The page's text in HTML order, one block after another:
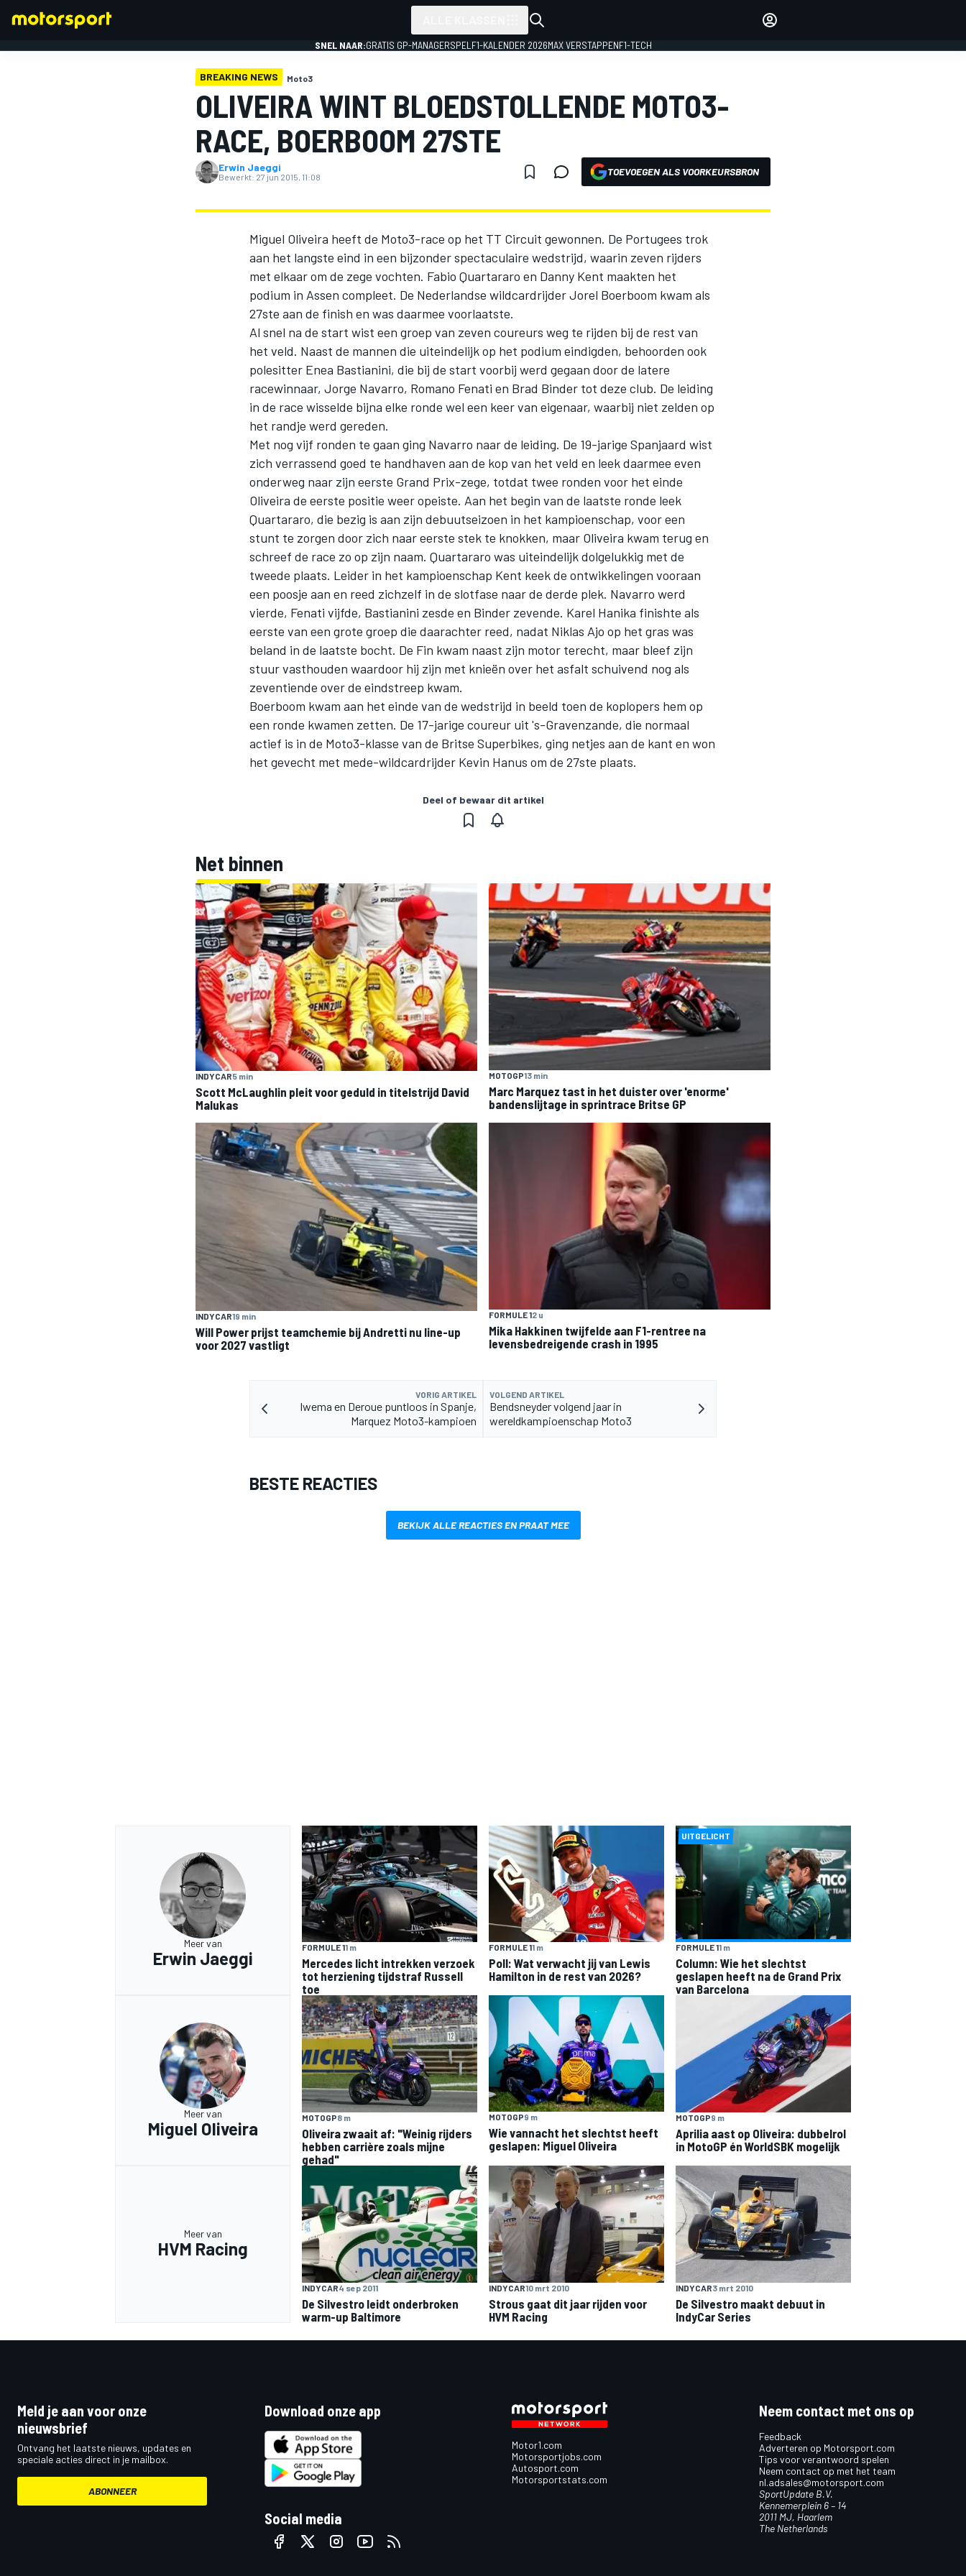
DTM
MEER RACEKLASSEN
SNEL NAAR:GRATIS GP-MANAGERSPEL F1-KALENDER 2026MAX VERSTAPPENF1-TECH
BREAKING NEWS Moto3
OLIVEIRA WINT BLOEDSTOLLENDE MOTO3-
RACE, BOERBOOM 27STE
Erwin Jaeggi
Bewerkt: 27 jun 2015, 11:08 TOEVOEGEN ALS VOORKEURSBRON
Miguel Oliveira heeft de Moto3-race op het TT Circuit gewonnen. De Portugees trok
aan het langste eind in een bijzonder spectaculaire wedstrijd, waarin zeven rijders
met elkaar om de zege vochten. Fabio Quartararo en Danny Kent maakten het
podium in Assen compleet. De Nederlandse wildcardrijder Jorel Boerboom kwam als
27ste aan de finish en was daarmee voorlaatste.
Al snel na de start wist een groep van zeven coureurs weg te rijden bij de rest van
het veld. Naast de mannen die uiteindelijk op het podium eindigden, behoorden ook
polesitter Enea Bastianini, die bij de start voorbij werd gegaan door de latere
racewinnaar, Jorge Navarro, Romano Fenati en Brad Binder tot deze club. De leiding
in de race wisselde bijna elke ronde wel een keer van eigenaar, waarbij niet zelden op
het randje werd gereden.
Met nog vijf ronden te gaan ging Navarro naar de leiding. De 19-jarige Spanjaard wist
zich verrassend goed te handhaven aan de kop van het veld en leek daarmee even
onderweg naar zijn eerste Grand Prix-zege, totdat twee ronden voor het einde
Oliveira de eerste positie weer opeiste. Aan het begin van de laatste ronde leek
Quartararo, die bezig is aan zijn debuutseizoen in het kampioenschap, voor een
stunt te zorgen door zich naar eerste stek te knokken, maar Oliveira kwam terug en
schreef de race zo op zijn naam. Quartararo was uiteindelijk dolgelukkig met de
tweede plaats. Leider in het kampioenschap Kent keek de ontwikkelingen vooraan
een poosje aan en reed zichzelf in de slotfase naar de derde plek. Navarro werd
vierde, Fenati vijfde, Bastianini zesde en Binder zevende. Karel Hanika finishte als
eerste van een grote groep die daarachter reed, nadat Niklas Ajo op het gras was
beland in de laatste bocht. De Fin kwam naast zijn motor terecht, maar bleef zijn
stuur vasthouden waardoor hij zijn met knieën over het asfalt schuivend nog als
zeventiende over de eindstreep kwam.
Boerboom kwam aan het einde van de wedstrijd in beeld toen de koplopers hem op
een ronde kwamen zetten. De 17-jarige coureur uit 's-Gravenzande, die normaal
actief is in de Moto3-klasse van de Britse Superbikes, ging netjes aan de kant en won
het gevecht met mede-wildcardrijder Kevin Hanus om de 27ste plaats.
Deel of bewaar dit artikel
Net binnen
INDYCAR5 min
Scott McLaughlin pleit voor geduld in titelstrijd David
Malukas
MOTOGP13 min
Marc Marquez tast in het duister over 'enorme'
bandenslijtage in sprintrace Britse GP
INDYCAR19 min
Will Power prijst teamchemie bij Andretti nu line-up
voor 2027 vastligt
FORMULE 12 u
Mika Hakkinen twijfelde aan F1-rentree na
levensbedreigende crash in 1995
VORIG ARTIKEL
Iwema en Deroue puntloos in Spanje,
Marquez Moto3-kampioen
VOLGEND ARTIKEL
Bendsneyder volgend jaar in
wereldkampioenschap Moto3
BESTE REACTIES
BEKIJK ALLE REACTIES EN PRAAT MEE
Meer van
Erwin Jaeggi
FORMULE 11 m
Mercedes licht intrekken verzoek
tot herziening tijdstraf Russell
toe
FORMULE 11 m
Poll: Wat verwacht jij van Lewis
Hamilton in de rest van 2026?
UITGELICHT
FORMULE 11 m
Column: Wie het slechtst
geslapen heeft na de Grand Prix
van Barcelona
Meer van
Miguel Oliveira
MOTOGP8 m
Oliveira zwaait af: "Weinig rijders
hebben carrière zoals mijne
gehad"
MOTOGP9 m
Wie vannacht het slechtst heeft
geslapen: Miguel Oliveira
MOTOGP9 m
Aprilia aast op Oliveira: dubbelrol
in MotoGP én WorldSBK mogelijk
Meer van
HVM Racing
INDYCAR4 sep 2011
De Silvestro leidt onderbroken
warm-up Baltimore
INDYCAR10 mrt 2010
Strous gaat dit jaar rijden voor
HVM Racing
INDYCAR3 mrt 2010
De Silvestro maakt debuut in
IndyCar Series
Meld je aan voor onze
nieuwsbrief
Ontvang het laatste nieuws, updates en
speciale acties direct in je mailbox.
ABONNEER
Download onze app
Social media
Motor1.com
Motorsportjobs.com
Autosport.com
Motorsportstats.com
Neem contact met ons op
Feedback
Adverteren op Motorsport.com
Tips voor verantwoord spelen
Neem contact op met het team
nl.adsales@motorsport.com
SportUpdate B.V.
Kennemerplein 6 – 14
2011 MJ, Haarlem
The Netherlands